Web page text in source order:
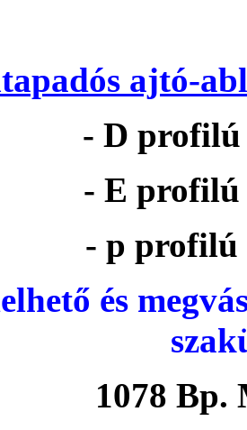
ajtó-
- D profilú
- E profilú
- p profilú
és
1078 Bp.